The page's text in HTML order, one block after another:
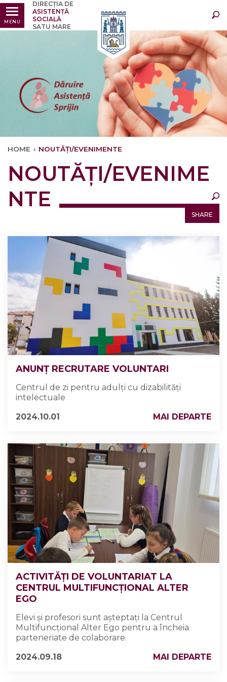
MENU
DIRECȚIA DE
ASISTENȚĂ
SOCIALĂ
SATU MARE
Ultimele
HOME › NOUTĂȚI/EVENIMENTE
Ultimele Oricând
NOUTĂȚI/EVENIME
NTE
SHARE
ANUNȚ RECRUTARE VOLUNTARI
Centrul de zi pentru adulți cu dizabilități
intelectuale
2024.10.01
MAI DEPARTE
ACTIVITĂȚI DE VOLUNTARIAT LA
CENTRUL MULTIFUNCȚIONAL ALTER
EGO
Elevi și profesori sunt așteptați la Centrul
Multifuncțional Alter Ego pentru a încheia
parteneriate de colaborare.
2024.09.18
MAI DEPARTE